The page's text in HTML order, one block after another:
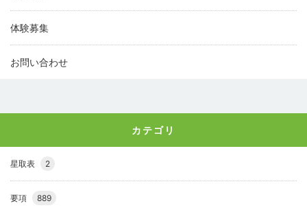
体験募集
お問い合わせ
カテゴリ
星取表 2
要項 889